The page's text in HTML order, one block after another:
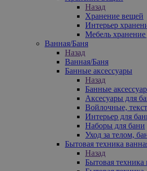
Назад
Хранение вещей
Интерьер
Мебель
Ванная/Баня
Назад
Ванная/Баня
Банные аксессуары
Назад
Банные
Аксесуары для
Войлочные,
Интерьер для
Наборы для бани
Уход за телом,
Бытовая техника
Назад
Бытовая техника